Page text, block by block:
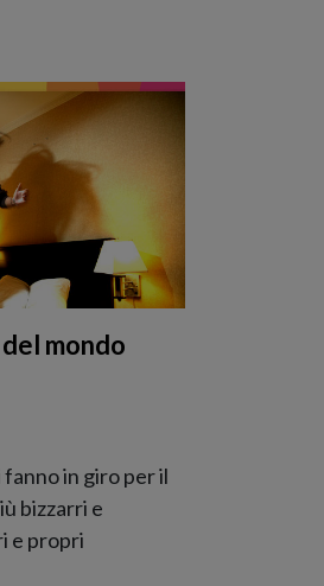
mondo
in giro per il
bizzarri e
e propri